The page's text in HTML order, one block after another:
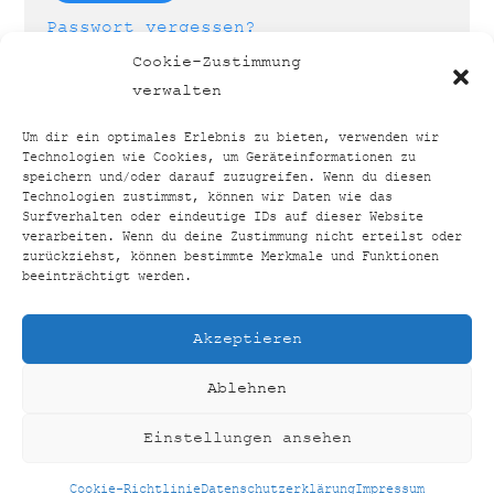
Cookie-Zustimmung
verwalten
Um dir ein optimales Erlebnis zu bieten, verwenden wir
Technologien wie Cookies, um Geräteinformationen zu
speichern und/oder darauf zuzugreifen. Wenn du diesen
Technologien zustimmst, können wir Daten wie das
Surfverhalten oder eindeutige IDs auf dieser Website
verarbeiten. Wenn du deine Zustimmung nicht erteilst oder
zurückziehst, können bestimmte Merkmale und Funktionen
beeinträchtigt werden.
Akzeptieren
Ablehnen
Einstellungen ansehen
Cookie-RichtlinieDatenschutzerklärungImpressum
Passwort vergessen?
BACK
TO
TOP
TOP24VERGLEICH
FACEBOOKINSTAGRAM
KONTAKT
DATENSCHUTZERKLÄRUNG
COOKIE-RICHTLINIE (EU)
©TOP24VERGLEICH2026